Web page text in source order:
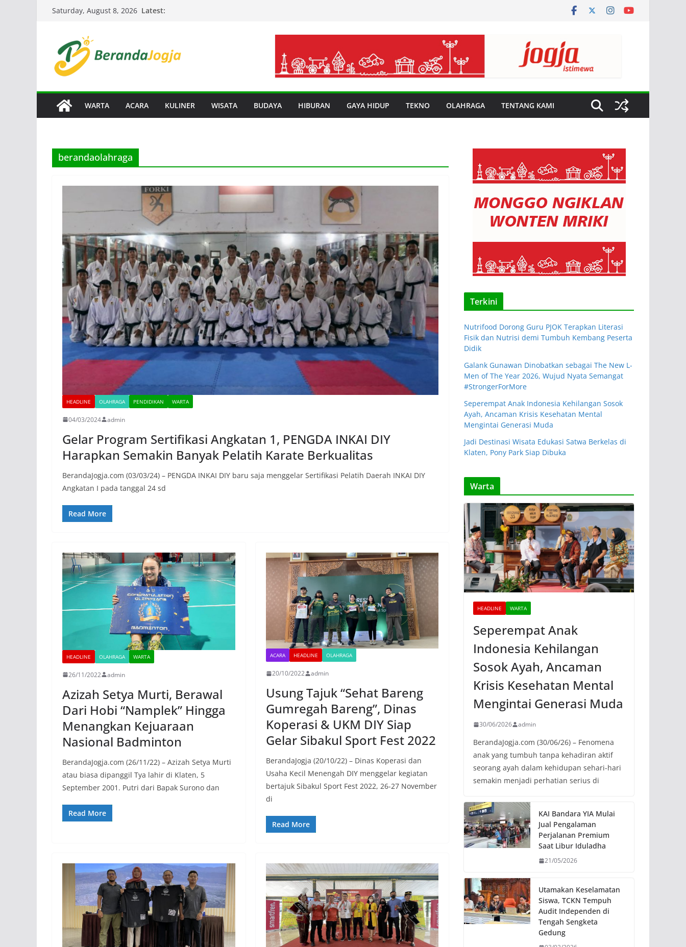
Saturday, August 8, 2026 Latest:
WARTA ACARA KULINER WISATA BUDAYA HIBURAN GAYA HIDUP TEKNO OLAHRAGA TENTANG KAMI
berandaolahraga
HEADLINE OLAHRAGA PENDIDIKAN WARTA
04/03/2024 admin
Gelar Program Sertifikasi Angkatan 1, PENGDA INKAI DIY
Harapkan Semakin Banyak Pelatih Karate Berkualitas
BerandaJogja.com (03/03/24) – PENGDA INKAI DIY baru saja menggelar Sertifikasi Pelatih Daerah INKAI DIY
Angkatan I pada tanggal 24 sd
Read More
HEADLINE OLAHRAGA WARTA
26/11/2022 admin
Azizah Setya Murti, Berawal
Dari Hobi “Namplek” Hingga
Menangkan Kejuaraan
Nasional Badminton
BerandaJogja.com (26/11/22) – Azizah Setya Murti
atau biasa dipanggil Tya lahir di Klaten, 5
September 2001. Putri dari Bapak Surono dan
Read More
ACARA HEADLINE OLAHRAGA
20/10/2022 admin
Usung Tajuk “Sehat Bareng
Gumregah Bareng”, Dinas
Koperasi & UKM DIY Siap
Gelar Sibakul Sport Fest 2022
BerandaJogja (20/10/22) – Dinas Koperasi dan
Usaha Kecil Menengah DIY menggelar kegiatan
bertajuk Sibakul Sport Fest 2022, 26-27 November
di
Read More
Terkini
Nutrifood Dorong Guru PJOK Terapkan Literasi
Fisik dan Nutrisi demi Tumbuh Kembang Peserta
Didik
Galank Gunawan Dinobatkan sebagai The New L-
Men of The Year 2026, Wujud Nyata Semangat
#StrongerForMore
Seperempat Anak Indonesia Kehilangan Sosok
Ayah, Ancaman Krisis Kesehatan Mental
Mengintai Generasi Muda
Jadi Destinasi Wisata Edukasi Satwa Berkelas di
Klaten, Pony Park Siap Dibuka
Warta
HEADLINE WARTA
Seperempat Anak
Indonesia Kehilangan
Sosok Ayah, Ancaman
Krisis Kesehatan Mental
Mengintai Generasi Muda
30/06/2026 admin
BerandaJogja.com (30/06/26) – Fenomena
anak yang tumbuh tanpa kehadiran aktif
seorang ayah dalam kehidupan sehari-hari
semakin menjadi perhatian serius di
KAI Bandara YIA Mulai
Jual Pengalaman
Perjalanan Premium
Saat Libur Iduladha
21/05/2026
Utamakan Keselamatan
Siswa, TCKN Tempuh
Audit Independen di
Tengah Sengketa
Gedung